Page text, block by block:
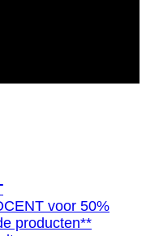
voor 50%
producten**